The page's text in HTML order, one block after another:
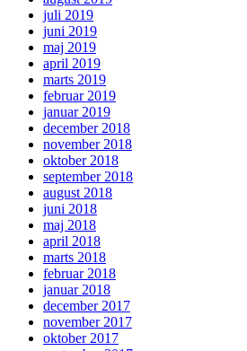
juli 2019
juni 2019
maj 2019
april 2019
marts 2019
februar 2019
januar 2019
december 2018
november 2018
oktober 2018
september 2018
august 2018
juni 2018
maj 2018
april 2018
marts 2018
februar 2018
januar 2018
december 2017
november 2017
oktober 2017